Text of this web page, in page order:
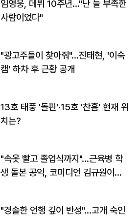
임영웅, 데뷔 10주년…"난 늘 부족한
사람이었다"
"광고주들이 찾아줘"…진태현, '이숙
캠' 하차 후 근황 공개
13호 태풍 '돌핀'·15호 '찬홈' 현재 위
치는?
"속옷 빨고 졸업식까지"…근육병 학
생 돌본 공익, 코미디언 김규원이었
"경솔한 언행 깊이 반성"…고개 숙인